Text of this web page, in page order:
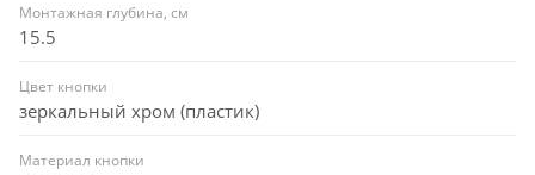
Монтажная глубина, см
15.5
Цвет кнопки
зеркальный хром (пластик)
Материал кнопки